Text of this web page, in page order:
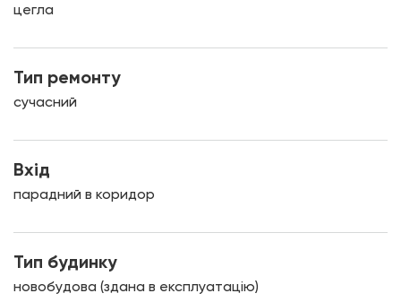
цегла
Тип ремонту
сучасний
Вхід
парадний в коридор
Тип будинку
новобудова (здана в експлуатацію)